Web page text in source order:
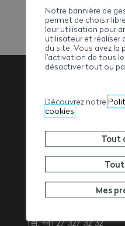
Agenda
Sécurité
Rue de l’Avenir 11
Tél. +41 27 327 32 32
Notre bannière de
permet de choisir
leur utilisation pour
utilisateur et réaliser
du site. Vous avez la
l’activation de tous
désactiver tout ou
Découvrez notre
cookies
Tout
Mes